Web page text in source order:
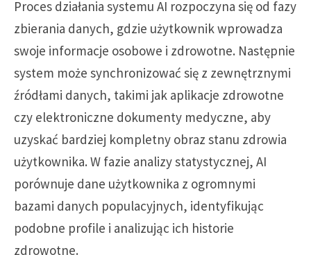
Proces działania systemu AI rozpoczyna się od fazy
zbierania danych, gdzie użytkownik wprowadza
swoje informacje osobowe i zdrowotne. Następnie
system może synchronizować się z zewnętrznymi
źródłami danych, takimi jak aplikacje zdrowotne
czy elektroniczne dokumenty medyczne, aby
uzyskać bardziej kompletny obraz stanu zdrowia
użytkownika. W fazie analizy statystycznej, AI
porównuje dane użytkownika z ogromnymi
bazami danych populacyjnych, identyfikując
podobne profile i analizując ich historie
zdrowotne.